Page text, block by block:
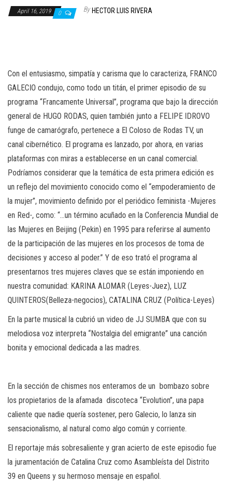
April 16, 2019 0 By HECTOR LUIS RIVERA
Con el entusiasmo, simpatía y carisma que lo caracteriza, FRANCO
GALECIO condujo, como todo un titán, el primer episodio de su
programa “Francamente Universal”, programa que bajo la dirección
general de HUGO RODAS, quien también junto a FELIPE IDROVO
funge de camarógrafo, pertenece a El Coloso de Rodas TV, un
canal cibernético. El programa es lanzado, por ahora, en varias
plataformas con miras a establecerse en un canal comercial.
Podríamos considerar que la temática de esta primera edición es
un reflejo del movimiento conocido como el “empoderamiento de
la mujer”, movimiento definido por el periódico feminista -Mujeres
en Red-, como: “…un término acuñado en la Conferencia Mundial de
las Mujeres en Beijing (Pekin) en 1995 para referirse al aumento
de la participación de las mujeres en los procesos de toma de
decisiones y acceso al poder.” Y de eso trató el programa al
presentarnos tres mujeres claves que se están imponiendo en
nuestra comunidad: KARINA ALOMAR (Leyes-Juez), LUZ
QUINTEROS(Belleza-negocios), CATALINA CRUZ (Política-Leyes)
En la parte musical la cubrió un video de JJ SUMBA que con su
melodiosa voz interpreta “Nostalgia del emigrante” una canción
bonita y emocional dedicada a las madres.
En la sección de chismes nos enteramos de un bombazo sobre
los propietarios de la afamada discoteca “Evolution”, una papa
caliente que nadie quería sostener, pero Galecio, lo lanza sin
sensacionalismo, al natural como algo común y corriente.
El reportaje más sobresaliente y gran acierto de este episodio fue
la juramentación de Catalina Cruz como Asambleísta del Distrito
39 en Queens y su hermoso mensaje en español.